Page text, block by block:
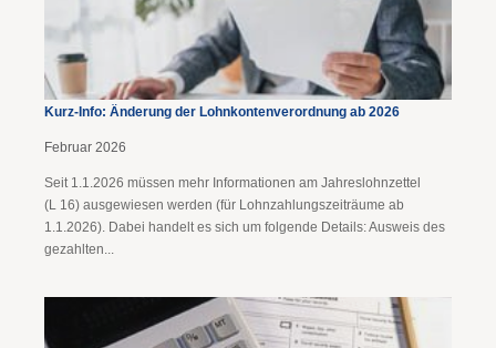
Kurz-Info: Änderung der Lohnkontenverordnung ab 2026
Februar 2026
Seit 1.1.2026 müssen mehr Informationen am Jahreslohnzettel
(L 16) ausgewiesen werden (für Lohnzahlungszeiträume ab
1.1.2026). Dabei handelt es sich um folgende Details: Ausweis des
gezahlten...